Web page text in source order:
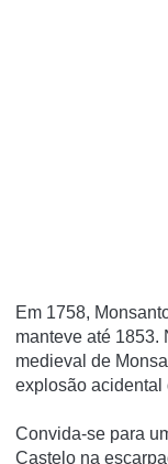
Em 1758,
manteve até 1853.
medieval de
explosão acidental
Convida-se para
Castelo na